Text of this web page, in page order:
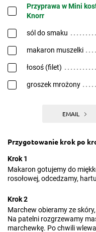
Przyprawa w Mini
Knorr
sól do smaku
makaron muszelki
łosoś (filet)
groszek mrożony
EMAIL
Przygotowanie krok po
Krok 1
Makaron gotujemy do
rosołowej, odcedzamy,
Krok 2
Marchew obieramy ze
Na patelni rozgrzewamy
marchewkę. Po chwili